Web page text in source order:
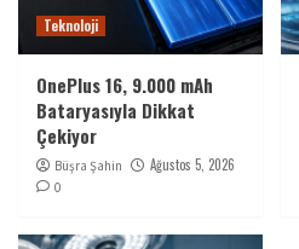
Teknoloji
OnePlus 16, 9.000 mAh
Bataryasıyla Dikkat
Çekiyor
Büşra Şahin Ağustos 5, 2026
0